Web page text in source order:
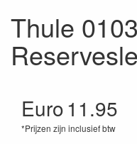
Thule
Euro11.95
*Prijzen zijn inclusief btw